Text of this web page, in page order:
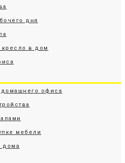
дня
в дом
офиса
мебели
дома